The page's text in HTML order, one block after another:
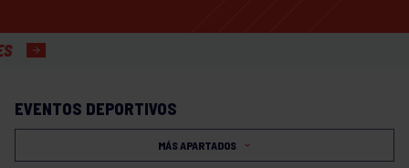
EVENTOS DEPORTIVOS
MÁS APARTADOS